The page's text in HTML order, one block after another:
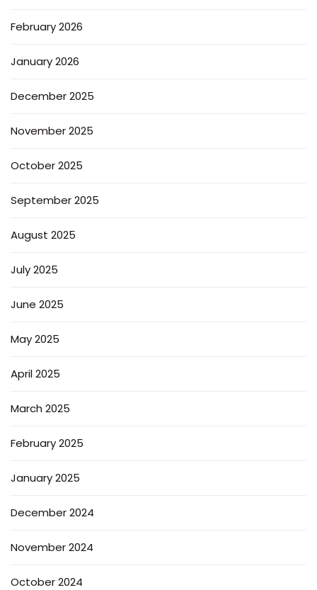
February 2026
January 2026
December 2025
November 2025
October 2025
September 2025
August 2025
July 2025
June 2025
May 2025
April 2025
March 2025
February 2025
January 2025
December 2024
November 2024
October 2024